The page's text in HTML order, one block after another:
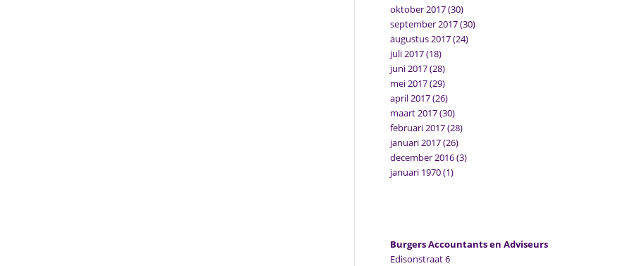
oktober 2017(30)
september 2017(30)
augustus 2017(24)
juli 2017(18)
juni 2017(28)
mei 2017(29)
april 2017(26)
maart 2017(30)
februari 2017(28)
januari 2017(26)
december 2016(3)
januari 1970(1)
Burgers Accountants en Adviseurs
Edisonstraat 6